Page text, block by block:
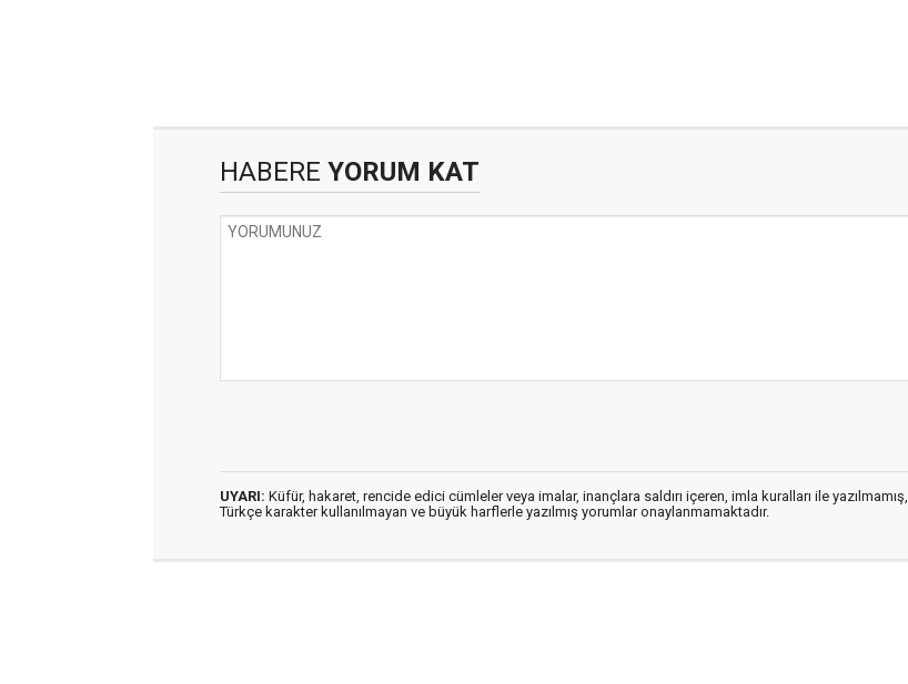
HABERE YORUM KAT
UYARI: Küfür, hakaret, rencide edici cümleler veya imalar, inançlara saldırı içeren, imla kuralları ile yazılmamış,
Türkçe karakter kullanılmayan ve büyük harflerle yazılmış yorumlar onaylanmamaktadır.